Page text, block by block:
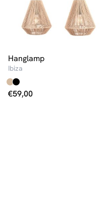
Hanglamp
Ibiza
€59,00